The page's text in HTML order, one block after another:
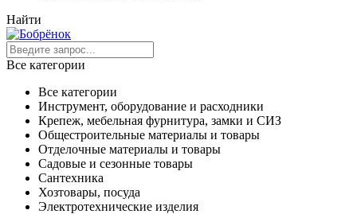
Найти
Все категории
Все категории
Инструмент, оборудование и расходники
Крепеж, мебельная фурнитура, замки и СИЗ
Общестроительные материалы и товары
Отделочные материалы и товары
Садовые и сезонные товары
Сантехника
Хозтовары, посуда
Электротехнические изделия